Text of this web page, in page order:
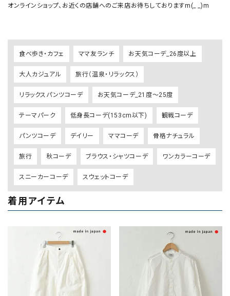
オンラインショップ、お近くの店舗へのご来店お待ちしておりますm(_ _)m
食べ歩き・カフェ ママ友ランチ お天気コーデ_26度以上
大人カジュアル 旅行（温泉・リラックス）
リラックスパンツコーデ お天気コーデ_21度～25度
テーマパーク 低身長コーデ(153cm以下) 観戦コーデ
パンツコーデ デイリー ママコーデ 骨格ナチュラル
旅行 秋コーデ ブラウス・シャツコーデ ワンカラーコーデ
スニーカーコーデ スウェットコーデ
着用アイテム